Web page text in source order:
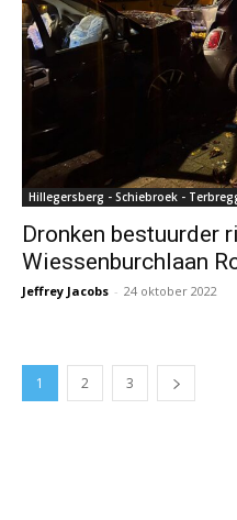
Hillegersberg - Schiebroek -
Dronken bestuurder
Wiessenburchlaan
Jeffrey Jacobs - 24 oktober 2022
1 2 3